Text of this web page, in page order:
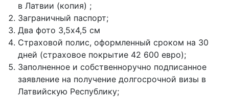
в Латвии (копия) ;
Заграничный паспорт;
Два фото 3,5х4,5 см
Страховой полис, оформленный сроком на 30
дней (страховое покрытие 42 600 евро);
Заполненное и собственноручно подписанное
заявление на получение долгосрочной визы в
Латвийскую Республику;